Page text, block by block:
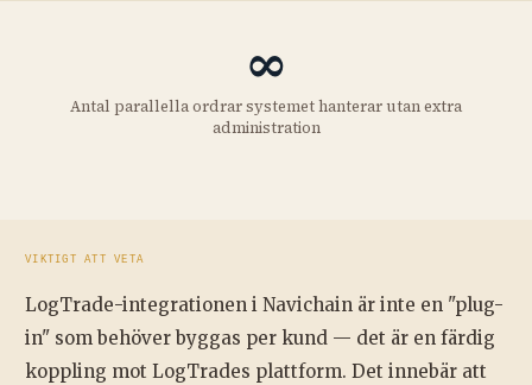
∞
Antal parallella ordrar systemet hanterar utan extra
administration
VIKTIGT ATT VETA
LogTrade-integrationen i Navichain är inte en "plug-
in" som behöver byggas per kund — det är en färdig
koppling mot LogTrades plattform. Det innebär att